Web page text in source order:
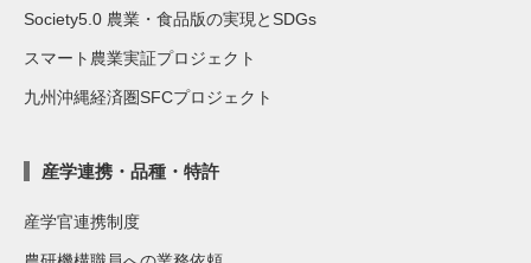
Society5.0 農業・食品版の実現とSDGs
スマート農業実証プロジェクト
九州沖縄経済圏SFCプロジェクト
産学連携・品種・特許
産学官連携制度